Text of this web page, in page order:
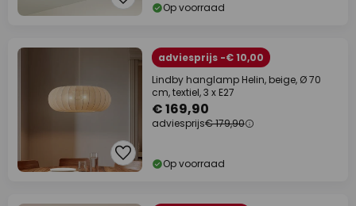
Op voorraad
adviesprijs -€ 10,00
Lindby hanglamp Helin, beige, Ø 70
cm, textiel, 3 x E27
€ 169,90
adviesprijs€ 179,90
Op voorraad